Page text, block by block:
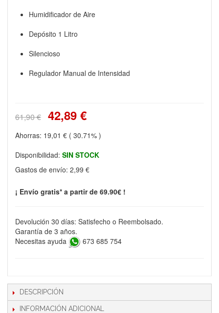
Humidificador de Aire
Depósito 1 Litro
Silencioso
Regulador Manual de Intensidad
61,90 € 42,89 €
Ahorras: 19,01 € ( 30.71% )
Disponibilidad: SIN STOCK
Gastos de envío: 2,99 €
¡ Envío gratis* a partir de 69.90€ !
Devolución 30 días: Satisfecho o Reembolsado.
Garantía de 3 años.
Necesitas ayuda
673 685 754
DESCRIPCIÓN
INFORMACIÓN ADICIONAL